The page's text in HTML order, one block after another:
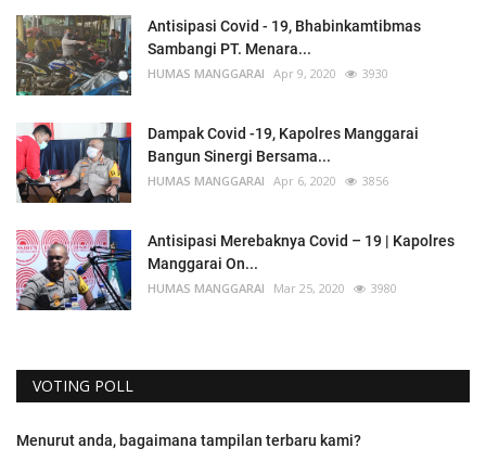
Antisipasi Covid - 19, Bhabinkamtibmas
Sambangi PT. Menara...
HUMAS MANGGARAI Apr 9, 2020 3930
Dampak Covid -19, Kapolres Manggarai
Bangun Sinergi Bersama...
HUMAS MANGGARAI Apr 6, 2020 3856
Antisipasi Merebaknya Covid – 19 | Kapolres
Manggarai On...
HUMAS MANGGARAI Mar 25, 2020 3980
VOTING POLL
Menurut anda, bagaimana tampilan terbaru kami?